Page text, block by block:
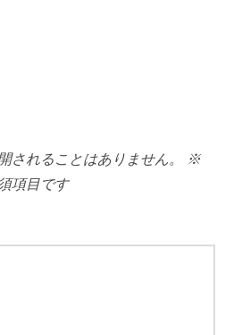
されることはありません。
※
項目です